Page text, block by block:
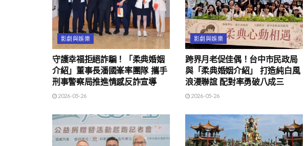
影劇與娛樂
守護幸福拒絕詐騙！「柔典婚姻
介紹」董事長潘國峯率團隊 攜手
刑事警察局推進情感反詐宣導
2026-05-26
影劇與娛樂
跨界月老促佳偶！台中市民政局
與「柔典婚姻介紹」 打造純白風
浪漫聯誼 配對率勇破八成三
2026-05-26